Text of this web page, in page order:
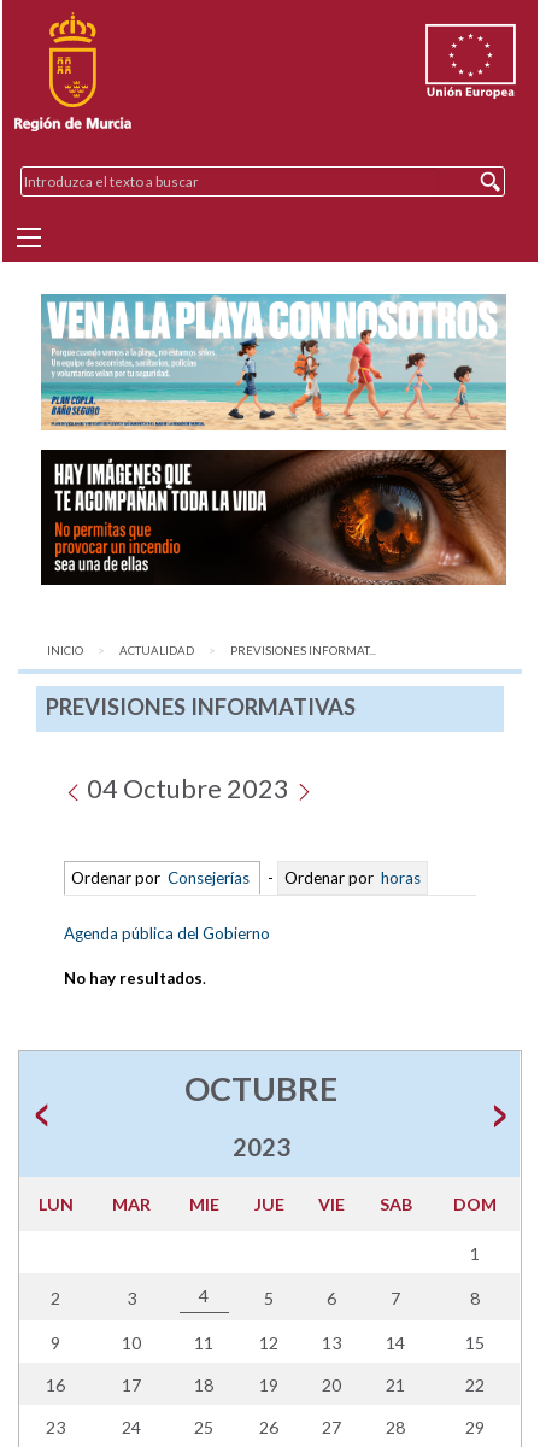
INICIO ACTUALIDAD AQUÍ:
PREVISIONES INFORMAT...
PREVISIONES INFORMATIVAS
04 Octubre 2023
Ordenar por Consejerías - Ordenar por horas
Agenda pública del Gobierno
No hay resultados.
OCTUBRE
2023
LUN MAR MIE JUE VIE SAB DOM
1
2 3 4 5 6 7 8
9 10 11 12 13 14 15
16 17 18 19 20 21 22
23 24 25 26 27 28 29